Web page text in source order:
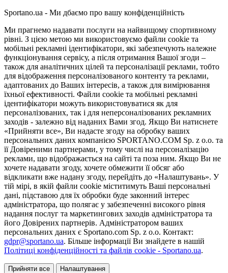
Sportano.ua - Ми дбаємо про вашу конфіденційність
Ми прагнемо надавати послуги на найвищому спортивному
рівні. З цією метою ми використовуємо файли cookie та
мобільні рекламні ідентифікатори, які забезпечують належне
функціонування сервісу, а після отримання Вашої згоди –
також для аналітичних цілей та персоналізації реклами, тобто
для відображення персоналізованого контенту та реклами,
адаптованих до Ваших інтересів, а також для вимірювання
їхньої ефективності. Файли cookie та мобільні рекламні
ідентифікатори можуть використовуватися як для
персоналізованих, так і для неперсоналізованих рекламних
заходів - залежно від наданих Вами згод. Якщо Ви натиснете
«Прийняти все», Ви надасте згоду на обробку ваших
персональних даних компанією SPORTANO.COM Sp. z o.o. та
її Довіреними партнерами, у тому числі на персоналізацію
реклами, що відображається на сайті та поза ним. Якщо Ви не
хочете надавати згоду, хочете обмежити її обсяг або
відкликати вже надану згоду, перейдіть до «Налаштувань». У
тій мірі, в якій файли cookie міститимуть Ваші персональні
дані, підставою для їх обробки буде законний інтерес
адміністратора, що полягає у забезпеченні високого рівня
надання послуг та маркетингових заходів адміністратора та
його Довірених партнерів. Адміністратором ваших
персональних даних є Sportano.com Sp. z o.o. Контакт:
gdpr@sportano.ua. Більше інформації Ви знайдете в нашій
Політиці конфіденційності та файлів cookie - Sportano.ua.
Прийняти все Налаштування